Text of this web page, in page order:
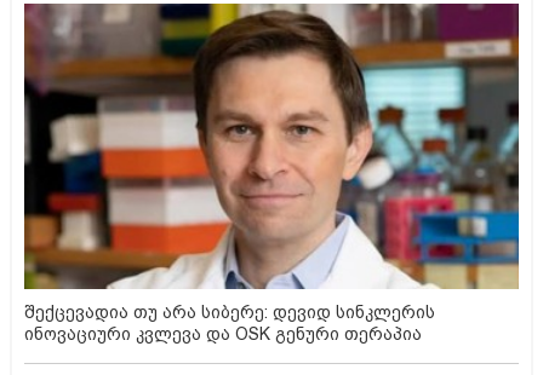
შექცევადია თუ არა სიბერე: დევიდ სინკლერის
ინოვაციური კვლევა და OSK გენური თერაპია